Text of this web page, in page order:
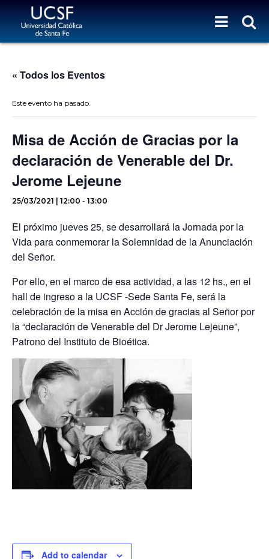
« Todos los Eventos
Este evento ha pasado.
Misa de Acción de Gracias por la
declaración de Venerable del Dr.
Jerome Lejeune
25/03/2021 | 12:00 - 13:00
El próximo jueves 25, se desarrollará la Jornada por la
Vida para conmemorar la Solemnidad de la Anunciación
del Señor.
Por ello, en el marco de esa actividad, a las 12 hs., en el
hall de ingreso a la UCSF -Sede Santa Fe, será la
celebración de la misa en Acción de gracias al Señor por
la “declaración de Venerable del Dr Jerome Lejeune”,
Patrono del Instituto de Bioética.
Add to calendar